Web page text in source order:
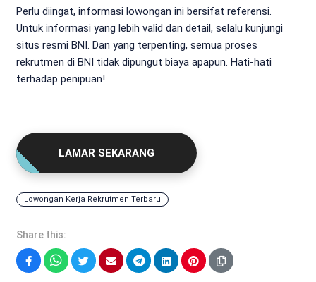
Perlu diingat, informasi lowongan ini bersifat referensi.
Untuk informasi yang lebih valid dan detail, selalu kunjungi
situs resmi BNI. Dan yang terpenting, semua proses
rekrutmen di BNI tidak dipungut biaya apapun. Hati-hati
terhadap penipuan!
LAMAR SEKARANG
Lowongan Kerja Rekrutmen Terbaru
Share this: